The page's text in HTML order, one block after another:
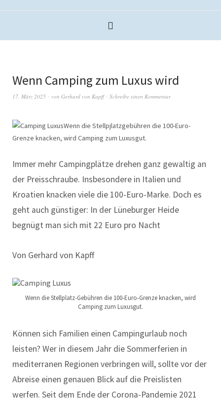
Wenn Camping zum Luxus wird
17. März 2025 von Gerhard von Kapff Schreibe einen Kommentar
Wenn die Stellpjlatzgebühren die 100-Euro-
Grenze knacken, wird Camping zum Luxusgut.
Immer mehr Campingplätze drehen ganz gewaltig an
der Preisschraube. Insbesondere in Italien und
Kroatien knacken viele die 100-Euro-Marke. Doch es
geht auch günstiger: In der Lüneburger Heide
begnügt man sich mit 22 Euro pro Nacht
Von Gerhard von Kapff
Wenn die Stellplatz-Gebühren die 100-Euro-Grenze knacken, wird
Camping zum Luxusgut.
Können sich Familien einen Campingurlaub noch
leisten? Wer in diesem Jahr die Sommerferien in
mediterranen Regionen verbringen will, sollte vor der
Abreise einen genauen Blick auf die Preislisten
werfen. Seit dem Ende der Corona-Pandemie 2021